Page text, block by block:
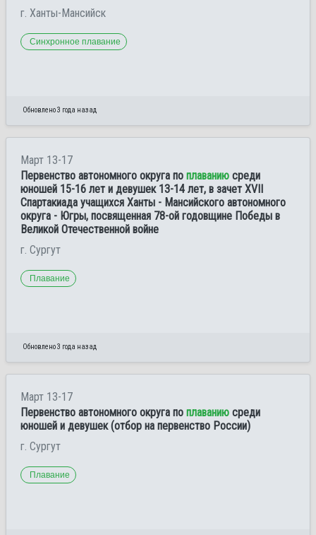
г. Ханты-Мансийск
Синхронное плавание
Обновлено 3 года назад
Март 13-17
Первенство автономного округа по плаванию среди
юношей 15-16 лет и девушек 13-14 лет, в зачет XVII
Спартакиада учащихся Ханты - Мансийского автономного
округа - Югры, посвященная 78-ой годовщине Победы в
Великой Отечественной войне
г. Сургут
Плавание
Обновлено 3 года назад
Март 13-17
Первенство автономного округа по плаванию среди
юношей и девушек (отбор на первенство России)
г. Сургут
Плавание